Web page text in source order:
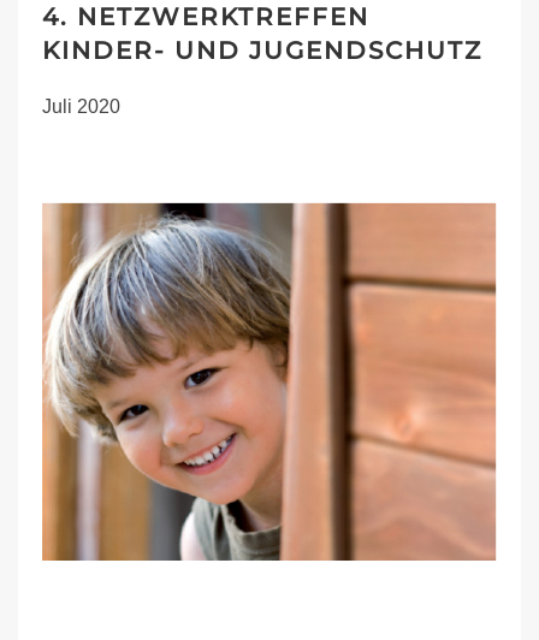
4. NETZWERKTREFFEN
KINDER- UND JUGENDSCHUTZ
Juli 2020